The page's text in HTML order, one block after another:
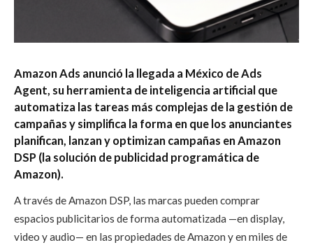
Amazon Ads anunció la llegada a México de Ads
Agent, su herramienta de inteligencia artificial que
automatiza las tareas más complejas de la gestión de
campañas y simplifica la forma en que los anunciantes
planifican, lanzan y optimizan campañas en Amazon
DSP (la solución de publicidad programática de
Amazon).
A través de Amazon DSP, las marcas pueden comprar
espacios publicitarios de forma automatizada —en display,
video y audio— en las propiedades de Amazon y en miles de